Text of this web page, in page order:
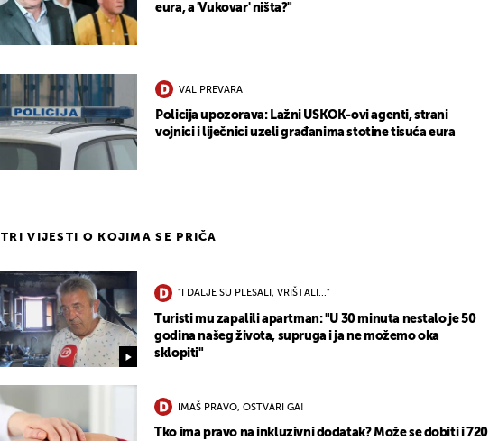
eura, a 'Vukovar' ništa?"
VAL PREVARA
Policija upozorava: Lažni USKOK-ovi agenti, strani
vojnici i liječnici uzeli građanima stotine tisuća eura
TRI VIJESTI O KOJIMA SE PRIČA
"I DALJE SU PLESALI, VRIŠTALI..."
Turisti mu zapalili apartman: "U 30 minuta nestalo je 50
godina našeg života, supruga i ja ne možemo oka
sklopiti"
IMAŠ PRAVO, OSTVARI GA!
Tko ima pravo na inkluzivni dodatak? Može se dobiti i 720